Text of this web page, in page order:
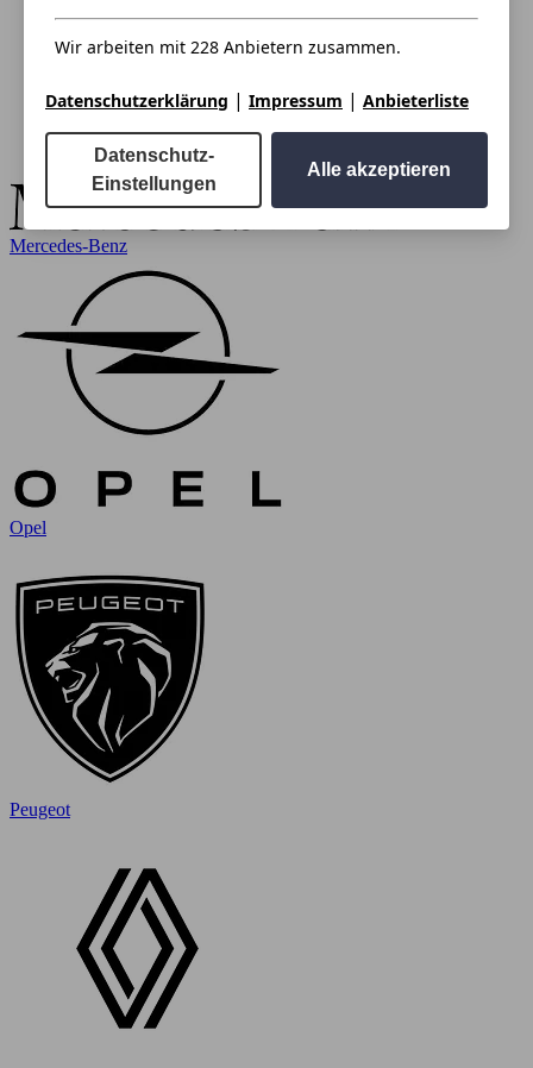
Mercedes-Benz
Opel
Peugeot
Wir arbeiten mit 228 Anbietern zusammen.
Datenschutzerklärung | Impressum | Anbieterliste
Datenschutz-
Einstellungen
Alle akzeptieren